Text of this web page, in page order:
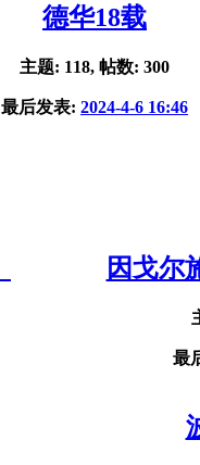
德华18载
主题: 118, 帖数: 300
最后发表: 2024-4-6 16:46
因戈尔
最